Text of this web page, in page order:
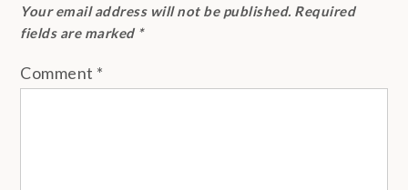
Your email address will not be published. Required
fields are marked *
Comment *